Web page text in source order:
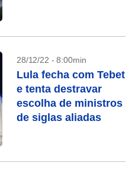
28/12/22 - 8:00min
Lula fecha com Tebet
e tenta destravar
escolha de ministros
de siglas aliadas